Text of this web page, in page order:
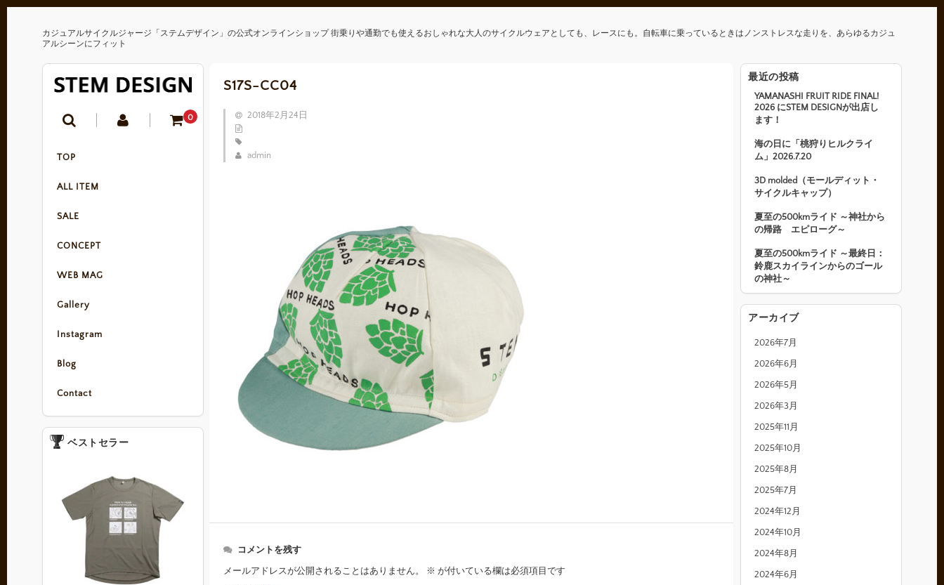
カジュアルサイクルジャージ「ステムデザイン」の公式オンラインショップ 街乗りや通勤でも使えるおしゃれな大人のサイクルウェアとしても、レースにも。自転車に乗っているときはノンストレスな走りを、あらゆるカジュ
アルシーンにフィット
0
TOP
ALL ITEM
SALE
CONCEPT
WEB MAG
Gallery
Instagram
Blog
Contact
S17S-CC04
2018年2月24日
admin
コメントを残す
メールアドレスが公開されることはありません。 ※ が付いている欄は必須項目です
最近の投稿
YAMANASHI FRUIT RIDE FINAL!
2026 にSTEM DESIGNが出店し
ます！
海の日に「桃狩りヒルクライ
ム」2026.7.20
3D molded（モールディット・
サイクルキャップ）
夏至の500kmライド ～神社から
の帰路 エピローグ～
夏至の500kmライド ～最終日：
鈴鹿スカイラインからのゴール
の神社～
アーカイブ
2026年7月
2026年6月
2026年5月
2026年3月
2025年11月
2025年10月
2025年8月
2025年7月
2024年12月
2024年10月
2024年8月
2024年6月
ベストセラー